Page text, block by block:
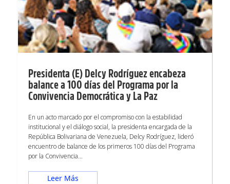
Presidenta (E) Delcy Rodríguez encabeza
balance a 100 días del Programa por la
Convivencia Democrática y La Paz
En un acto marcado por el compromiso con la estabilidad
institucional y el diálogo social, la presidenta encargada de la
República Bolivariana de Venezuela, Delcy Rodríguez, lideró
encuentro de balance de los primeros 100 días del Programa
por la Convivencia...
Leer Más